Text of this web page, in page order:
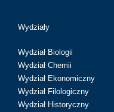
Wydziały
Wydział Biologii
Wydział Chemii
Wydział Ekonomiczny
Wydział Filologiczny
Wydział Historyczny